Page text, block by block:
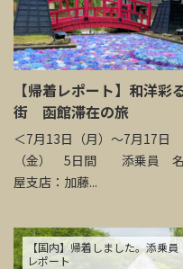
【帰着レポート】和洋彩
街 函館滞在の旅
＜7月13日（月）～7月17日
（金） 5日間 添乗員
屋支店：加藤...
【国内】帰着しました。添乗員
レポート